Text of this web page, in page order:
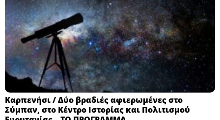
Καρπενήσι / Δύο βραδιές αφιερωμένες στο
Σύμπαν, στο Κέντρο Ιστορίας και Πολιτισμού